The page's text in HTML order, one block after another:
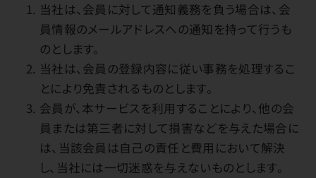
当社は、会員に対して通知義務を負う場合は、会
員情報のメールアドレスへの通知を持って行うも
のとします。
当社は、会員の登録内容に従い事務を処理するこ
とにより免責されるものとします。
会員が、本サービスを利用することにより、他の会
員または第三者に対して損害などを与えた場合に
は、当該会員は自己の責任と費用において解決
し、当社には一切迷惑を与えないものとします。